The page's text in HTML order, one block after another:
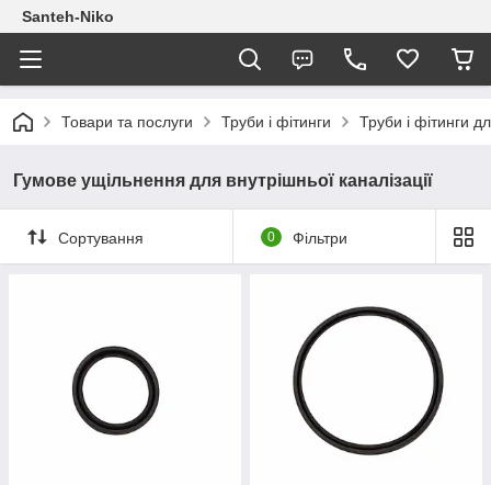
Santeh-Niko
Товари та послуги Труби і фітинги Труби і фітинги
Гумове ущільнення для внутрішньої каналізації
Сортування 0 Фільтри